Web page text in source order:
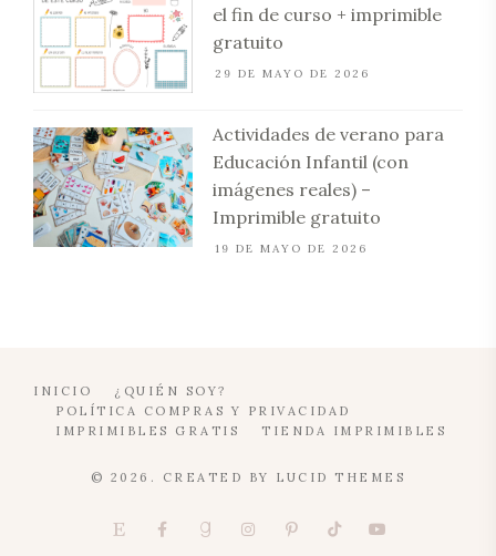
el fin de curso + imprimible
gratuito
29 DE MAYO DE 2026
Actividades de verano para
Educación Infantil (con
imágenes reales) –
Imprimible gratuito
19 DE MAYO DE 2026
INICIO
¿QUIÉN SOY?
POLÍTICA COMPRAS Y PRIVACIDAD
IMPRIMIBLES GRATIS
TIENDA IMPRIMIBLES
© 2026. CREATED BY LUCID THEMES